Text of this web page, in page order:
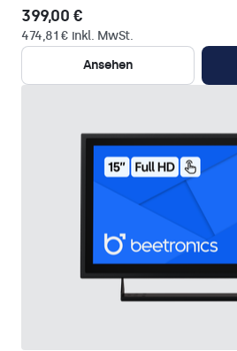
399,00 €
474,81 € inkl. MwSt.
Ansehen